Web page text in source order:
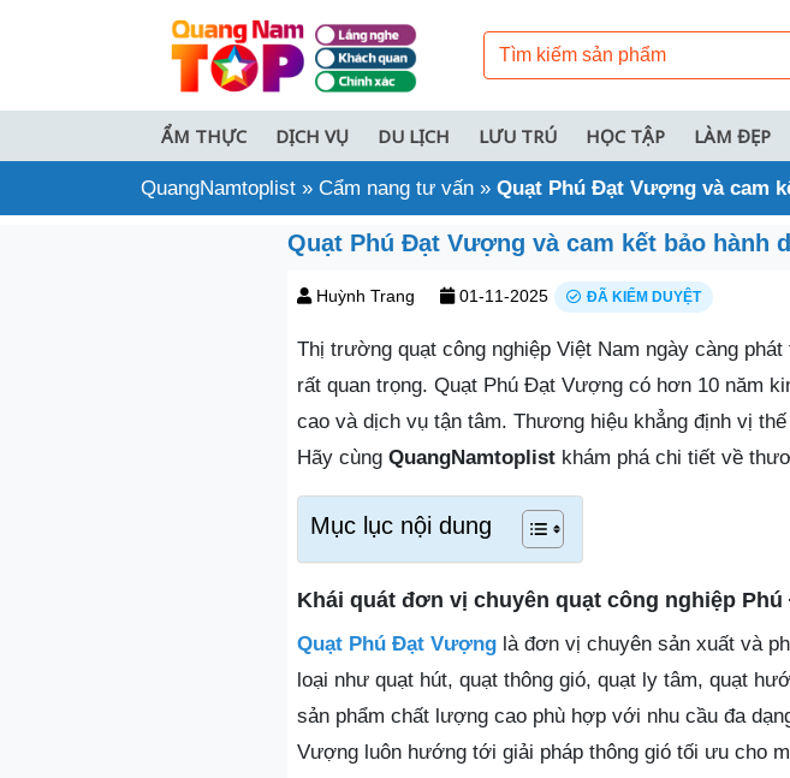
ẨM THỰC DỊCH VỤ DU LỊCH LƯU TRÚ HỌC TẬP LÀM ĐẸP
QuangNamtoplist » Cẩm nang tư vấn » Quạt Phú Đạt Vượng và cam
Quạt Phú Đạt Vượng và cam kết bảo hành
Huỳnh Trang 01-11-2025 ĐÃ KIỂM DUYỆT
Thị trường quạt công nghiệp Việt Nam ngày càng
rất quan trọng. Quạt Phú Đạt Vượng có hơn 10 năm
cao và dịch vụ tận tâm. Thương hiệu khẳng định vị
Hãy cùng QuangNamtoplist khám phá chi tiết về
Mục lục nội dung
Khái quát đơn vị chuyên quạt công nghiệp
Quạt Phú Đạt Vượng là đơn vị chuyên sản xuất và
loại như quạt hút, quạt thông gió, quạt ly tâm, quạt
sản phẩm chất lượng cao phù hợp với nhu cầu đa
Vượng luôn hướng tới giải pháp thông gió tối ưu cho